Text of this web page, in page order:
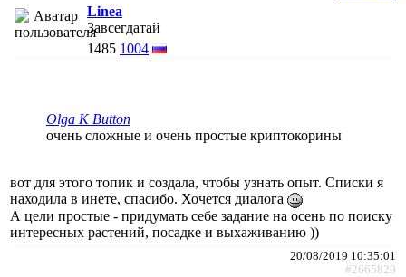
Linea
Завсегдатай
1485 1004
Olga K Button
очень сложные и очень простые криптокорины
вот для этого топик и создала, чтобы узнать опыт. Списки я
находила в инете, спасибо. Хочется диалога
А цели простые - придумать себе задание на осень по поиску
интересных растений, посадке и выхаживанию ))
20/08/2019 10:35:01
#2665829